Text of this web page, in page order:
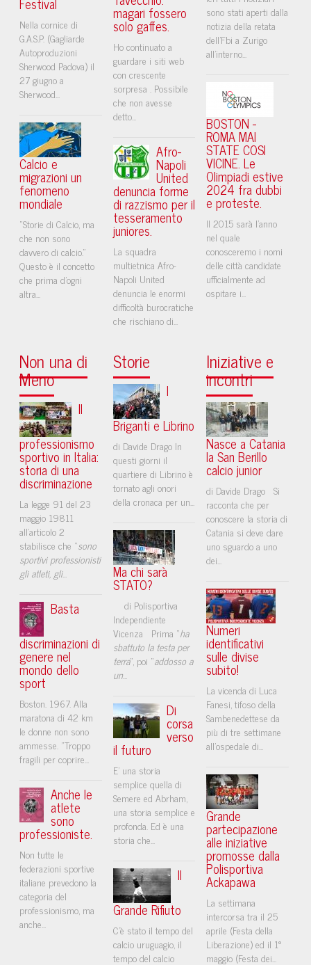
Nella cornice di
G.A.S.P. (Gagliarde
Autoproduzioni
Sherwood Padova) il
27 giugno a
Sherwood...
Calcio e
migrazioni un
fenomeno
mondiale
“Storie di Calcio, ma
che non sono
davvero di calcio.”
Questo è il concetto
che prima d'ogni
altra...
magari fossero
solo gaffes.
Ho continuato a
guardare i siti web
con crescente
sorpresa . Possibile
che non avesse
detto...
Afro-
Napoli
United
denuncia forme
di razzismo per il
tesseramento
juniores.
La squadra
multietnica Afro-
Napoli United
denuncia le enormi
difficoltà burocratiche
che rischiano di...
sono stati aperti dalla
notizia della retata
dell'Fbi a Zurigo
all'interno...
BOSTON -
ROMA MAI
STATE COSI
VICINE. Le
Olimpiadi estive
2024 fra dubbi
e proteste.
Il 2015 sarà l'anno
nel quale
conosceremo i nomi
delle città candidate
ufficialmente ad
ospitare i...
Non una di
Meno
Il
professionismo
sportivo in Italia:
storia di una
discriminazione
La legge 91 del 23
maggio 19811
all’articolo 2
stabilisce che “sono
sportivi professionisti
gli atleti, gli...
Basta
discriminazioni di
genere nel
mondo dello
sport
Boston. 1967. Alla
maratona di 42 km
le donne non sono
ammesse. "Troppo
fragili per coprire...
Anche le
atlete
sono
professioniste.
Non tutte le
federazioni sportive
italiane prevedono la
categoria del
professionismo, ma
anche...
Storie
I
Briganti e Librino
di Davide Drago In
questi giorni il
quartiere di Librino è
tornato agli onori
della cronaca per un...
Ma chi sarà
STATO?
di Polisportiva
Independiente
Vicenza Prima “ha
sbattuto la testa per
terra”, poi “addosso a
un...
Di
corsa
verso
il futuro
E’ una storia
semplice quella di
Semere ed Abrham,
una storia semplice e
profonda. Ed è una
storia che...
Il
Grande Rifiuto
C’è stato il tempo del
calcio uruguagio, il
tempo del calcio
Iniziative e
incontri
Nasce a Catania
la San Berillo
calcio junior
di Davide Drago Si
racconta che per
conoscere la storia di
Catania si deve dare
uno sguardo a uno
dei...
Numeri
identificativi
sulle divise
subito!
La vicenda di Luca
Fanesi, tifoso della
Sambenedettese da
più di tre settimane
all'ospedale di...
Grande
partecipazione
alle iniziative
promosse dalla
Polisportiva
Ackapawa
La settimana
intercorsa tra il 25
aprile (Festa della
Liberazione) ed il 1°
maggio (Festa dei...